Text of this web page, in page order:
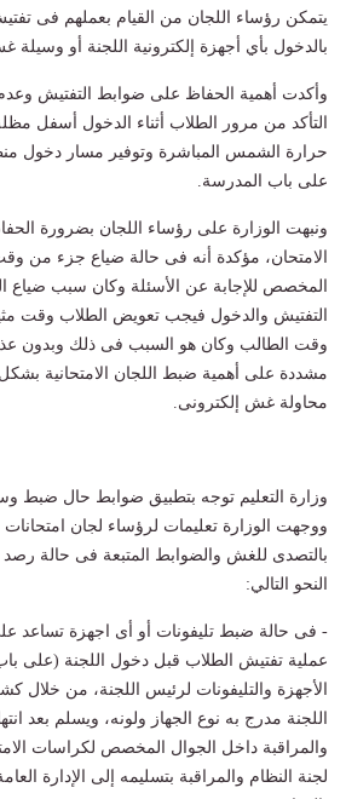
يتمكن رؤساء اللجان من القيام بعملهم فى
بالدخول بأي أجهزة إلكترونية اللجنة أو وسيلة
وأكدت أهمية الحفاظ على ضوابط التفتيش
التأكد من مرور الطلاب أثناء الدخول أسفل
حرارة الشمس المباشرة وتوفير مسار دخول
على باب المدرسة.
ونبهت الوزارة على رؤساء اللجان بضرورة
الامتحان، مؤكدة أنه فى حالة ضياع جزء من
المخصص للإجابة عن الأسئلة وكان سبب ضياع
التفتيش والدخول فيجب تعويض الطلاب وقت
وقت الطالب وكان هو السبب فى ذلك وبدون
مشددة على أهمية ضبط اللجان الامتحانية
محاولة غش إلكترونى.
وزارة التعليم توجه بتطبيق ضوابط حال ضبط
ووجهت الوزارة تعليمات لرؤساء لجان امتحانات
بالتصدى للغش والضوابط المتبعة فى حالة
النحو التالي:
- فى حالة ضبط تليفونات أو أى اجهزة تساعد
عملية تفتيش الطلاب قبل دخول اللجنة (على
الأجهزة والتليفونات لرئيس اللجنة، من
اللجنة مدرج به نوع الجهاز ولونه، ويسلم بعد
والمراقبة داخل الجوال المخصص لكراسات
لجنة النظام والمراقبة بتسليمه إلى الإدارة